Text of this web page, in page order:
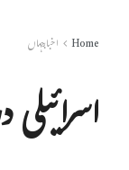
Home اخبارجہاں